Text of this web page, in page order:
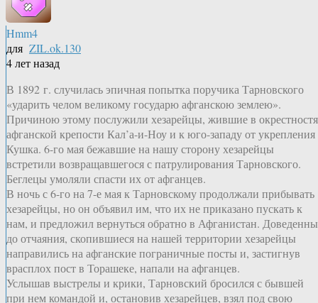
Hmm4
для ZIL.ok.130
4 лет назад
В 1892 г. случилась эпичная попытка поручика Тарновского
«ударить челом великому государю афганскою землею».
Причиною этому послужили хезарейцы, жившие в
афганской крепости Кал’а-и-Ноу и к юго-западу от укрепления
Кушка. 6-го мая бежавшие на нашу сторону хезарейцы
встретили возвращавшегося с патрулирования Тарновского.
Беглецы умоляли спасти их от афганцев.
В ночь с 6-го на 7-е мая к Тарновскому продолжали прибывать
хезарейцы, но он объявил им, что их не приказано пускать к
нам, и предложил вернуться обратно в Афганистан.
до отчаяния, скопившиеся на нашей территории хезарейцы
направились на афганские пограничные посты и, застигнув
врасплох пост в Торашеке, напали на афганцев.
Услышав выстрелы и крики, Тарновский бросился с бывшей
при нем командой и, остановив хезарейцев, взял под свою